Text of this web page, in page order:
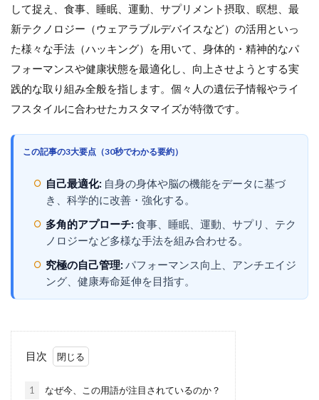
して捉え、食事、睡眠、運動、サプリメント摂取、瞑想、最
新テクノロジー（ウェアラブルデバイスなど）の活用といっ
た様々な手法（ハッキング）を用いて、身体的・精神的なパ
フォーマンスや健康状態を最適化し、向上させようとする実
践的な取り組み全般を指します。個々人の遺伝子情報やライ
フスタイルに合わせたカスタマイズが特徴です。
この記事の3大要点（30秒でわかる要約）
自己最適化: 自身の身体や脳の機能をデータに基づ
き、科学的に改善・強化する。
多角的アプローチ: 食事、睡眠、運動、サプリ、テク
ノロジーなど多様な手法を組み合わせる。
究極の自己管理: パフォーマンス向上、アンチエイジ
ング、健康寿命延伸を目指す。
目次
1 なぜ今、この用語が注目されているのか？